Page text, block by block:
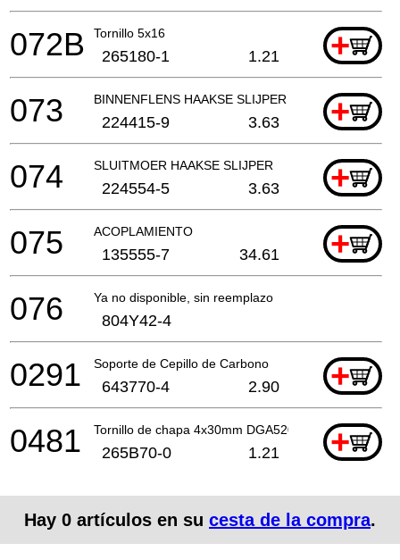
Tornillo 5x16 +
072B 265180-1 1.21
BINNENFLENS HAAKSE SLIJPER EN +
073 224415-9 3.63
SLUITMOER HAAKSE SLIJPER +
074 224554-5 3.63
ACOPLAMIENTO +
075 135555-7 34.61
Ya no disponible, sin reemplazo
076 804Y42-4
Soporte de Cepillo de Carbono +
0291 643770-4 2.90
Tornillo de chapa 4x30mm DGA520 +
0481 265B70-0 1.21
Hay 0 artículos en su cesta de la compra.